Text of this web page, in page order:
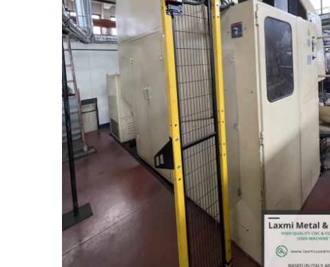
Appuyez sur Entrée pour rechercher ou ESC pour fermer